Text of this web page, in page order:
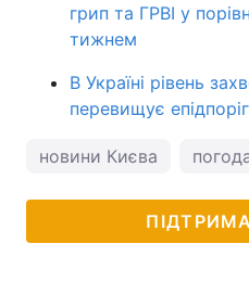
грип та ГРВІ у
тижнем
В Україні рівень
перевищує
новини Києва